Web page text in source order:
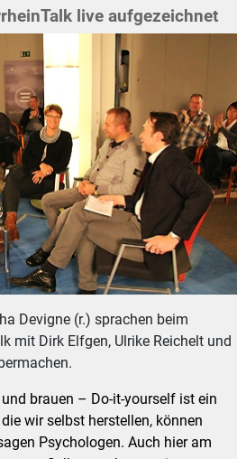
live aufgezeichnet
Devigne (r.) sprachen beim
mit Dirk Elfgen, Ulrike Reichelt und
brauen – Do-it-yourself ist ein
wir selbst herstellen, können
Psychologen. Auch hier am